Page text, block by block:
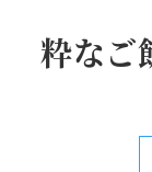
粋なご